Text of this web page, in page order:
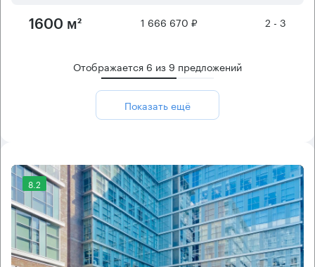
1600 м² 1 666 670 ₽ 2 - 3
Отображается 6 из 9 предложений
Показать ещё
8.2